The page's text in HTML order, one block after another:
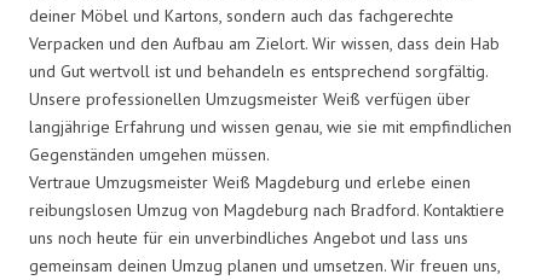
deiner Möbel und Kartons, sondern auch das fachgerechte
Verpacken und den Aufbau am Zielort. Wir wissen, dass dein Hab
und Gut wertvoll ist und behandeln es entsprechend sorgfältig.
Unsere professionellen Umzugsmeister Weiß verfügen über
langjährige Erfahrung und wissen genau, wie sie mit empfindlichen
Gegenständen umgehen müssen.
Vertraue Umzugsmeister Weiß Magdeburg und erlebe einen
reibungslosen Umzug von Magdeburg nach Bradford. Kontaktiere
uns noch heute für ein unverbindliches Angebot und lass uns
gemeinsam deinen Umzug planen und umsetzen. Wir freuen uns,